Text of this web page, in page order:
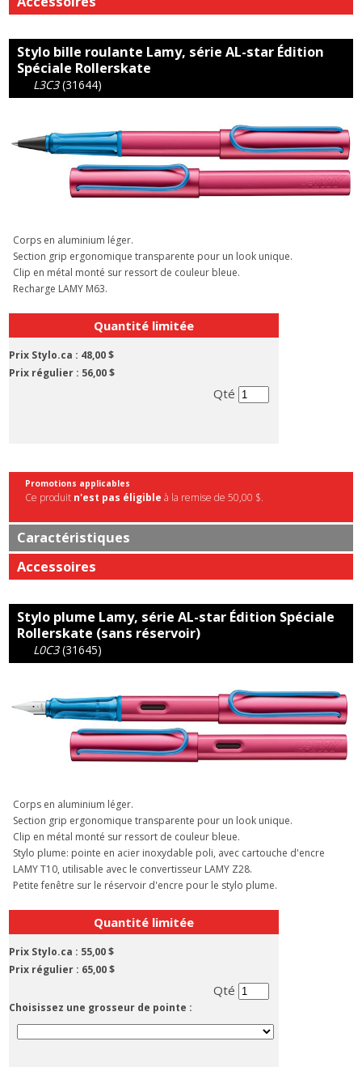
Stylo bille roulante Lamy, série AL-star Édition
Spéciale Rollerskate
L3C3 (31644)
Corps en aluminium léger.
Section grip ergonomique transparente pour un look unique.
Clip en métal monté sur ressort de couleur bleue.
Recharge LAMY M63.
Quantité limitée
Prix Stylo.ca : 48,00 $
Prix régulier : 56,00 $
Qté
Promotions applicables
Ce produit n'est pas éligible à la remise de 50,00 $.
Caractéristiques
Accessoires
Stylo plume Lamy, série AL-star Édition Spéciale
Rollerskate (sans réservoir)
L0C3 (31645)
Corps en aluminium léger.
Section grip ergonomique transparente pour un look unique.
Clip en métal monté sur ressort de couleur bleue.
Stylo plume: pointe en acier inoxydable poli, avec cartouche d'encre
LAMY T10, utilisable avec le convertisseur LAMY Z28.
Petite fenêtre sur le réservoir d'encre pour le stylo plume.
Quantité limitée
Prix Stylo.ca : 55,00 $
Prix régulier : 65,00 $
Qté
Choisissez une grosseur de pointe :